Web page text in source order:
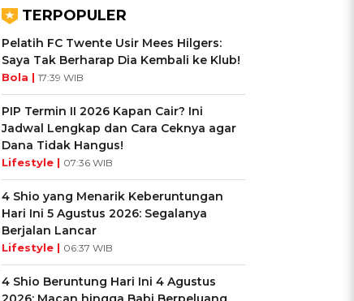
TERPOPULER
Pelatih FC Twente Usir Mees Hilgers:
Saya Tak Berharap Dia Kembali ke Klub!
Bola | 17:39 WIB
PIP Termin II 2026 Kapan Cair? Ini
Jadwal Lengkap dan Cara Ceknya agar
Dana Tidak Hangus!
Lifestyle | 07:36 WIB
4 Shio yang Menarik Keberuntungan
Hari Ini 5 Agustus 2026: Segalanya
Berjalan Lancar
Lifestyle | 06:37 WIB
4 Shio Beruntung Hari Ini 4 Agustus